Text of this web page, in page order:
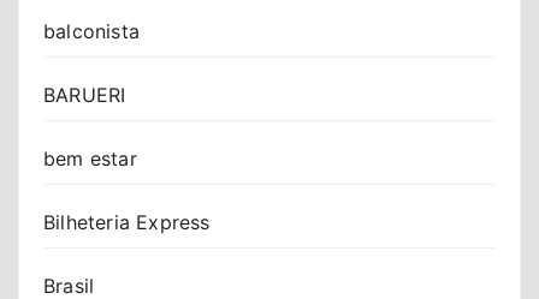
balconista
BARUERI
bem estar
Bilheteria Express
Brasil